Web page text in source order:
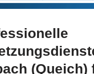
(Queich)